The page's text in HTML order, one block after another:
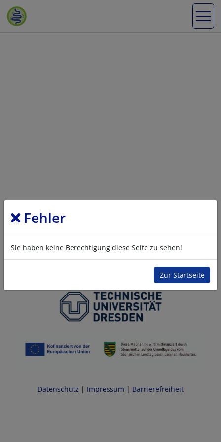
Fehler
Sie haben keine Berechtigung diese Seite zu sehen!
Zur Startseite
Datenschutz | Impressum | Barrierefreiheit